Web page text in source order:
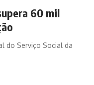
60 mil
do Serviço Social da